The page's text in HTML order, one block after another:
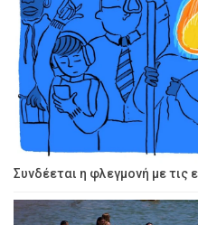
Συνδέεται η φλεγμονή με τις